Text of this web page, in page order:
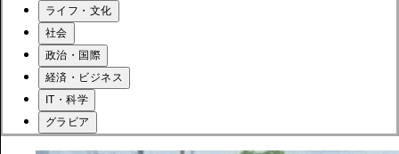
ライフ・文化
社会
政治・国際
経済・ビジネス
IT・科学
グラビア